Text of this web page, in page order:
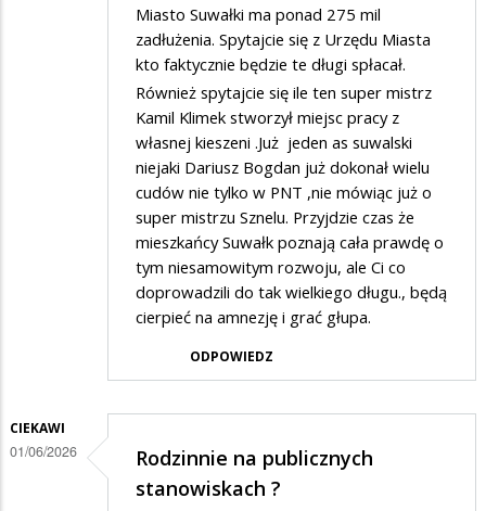
Miasto Suwałki ma ponad 275 mil
zadłużenia. Spytajcie się z Urzędu Miasta
kto faktycznie będzie te długi spłacał.
Również spytajcie się ile ten super mistrz
Kamil Klimek stworzył miejsc pracy z
własnej kieszeni .Już jeden as suwalski
niejaki Dariusz Bogdan już dokonał wielu
cudów nie tylko w PNT ,nie mówiąc już o
super mistrzu Sznelu. Przyjdzie czas że
mieszkańcy Suwałk poznają cała prawdę o
tym niesamowitym rozwoju, ale Ci co
doprowadzili do tak wielkiego długu., będą
cierpieć na amnezję i grać głupa.
ODPOWIEDZ
CIEKAWI
01/06/2026
Rodzinnie na publicznych
stanowiskach ?